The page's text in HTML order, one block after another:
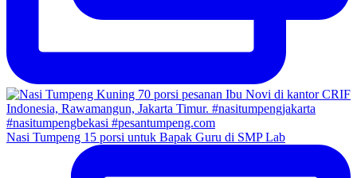
Nasi Tumpeng 15 porsi untuk Bapak Guru di SMP Lab